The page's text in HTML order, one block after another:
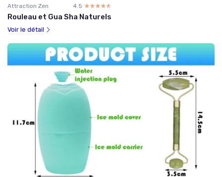
Attraction Zen 4.5 ☆☆☆☆☆
★★★★★
Rouleau et Gua Sha Naturels
Voir le détail